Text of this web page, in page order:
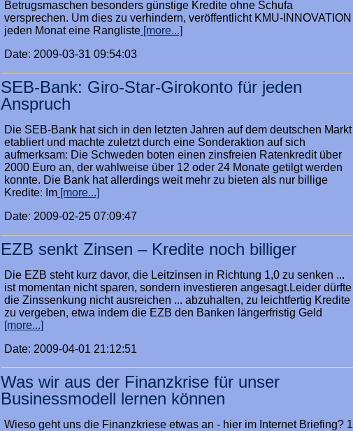
Betrugsmaschen besonders günstige Kredite ohne Schufa
versprechen. Um dies zu verhindern, veröffentlicht KMU-INNOVATION
jeden Monat eine Rangliste [more...]
Date: 2009-03-31 09:54:03
SEB-Bank: Giro-Star-Girokonto für jeden
Anspruch
Die SEB-Bank hat sich in den letzten Jahren auf dem deutschen Markt
etabliert und machte zuletzt durch eine Sonderaktion auf sich
aufmerksam: Die Schweden boten einen zinsfreien Ratenkredit über
2000 Euro an, der wahlweise über 12 oder 24 Monate getilgt werden
konnte. Die Bank hat allerdings weit mehr zu bieten als nur billige
Kredite: Im [more...]
Date: 2009-02-25 07:09:47
EZB senkt Zinsen – Kredite noch billiger
Die EZB steht kurz davor, die Leitzinsen in Richtung 1,0 zu senken ...
ist momentan nicht sparen, sondern investieren angesagt.Leider dürfte
die Zinssenkung nicht ausreichen ... abzuhalten, zu leichtfertig Kredite
zu vergeben, etwa indem die EZB den Banken längerfristig Geld
[more...]
Date: 2009-04-01 21:12:51
Was wir aus der Finanzkrise für unser
Businessmodell lernen können
Wieso geht uns die Finanzkriese etwas an - hier im Internet Briefing? 1